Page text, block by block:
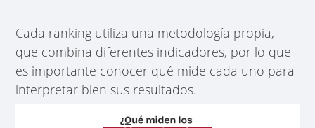
Cada ranking utiliza una metodología propia,
que combina diferentes indicadores, por lo que
es importante conocer qué mide cada uno para
interpretar bien sus resultados.